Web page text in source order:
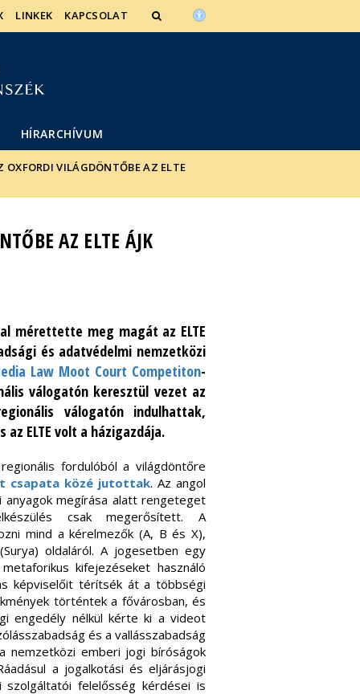
LINKEK KAPCSOLAT
HÍRARCHÍVUM
OXFORDI VILÁGDÖNTŐBE AZ ELTE
AZ ELTE ÁJK
mérettette meg magát az ELTE
és adatvédelmi nemzetközi
Law Moot Court Competiton-
válogatón keresztül vezet az
válogatón indulhattak,
ELTE volt a házigazdája.
fordulóból a világdöntőre
csapata közé jutottak. Az angol
anyagok megírása alatt rengeteget
csak megerősített. A
mind a kérelmezők (A, B és X),
oldaláról. A jogesetben egy
kifejezéseket használó
képviselőit térítsék át a többségi
történtek a fővárosban, és
engedély nélkül kérte ki a videot
és a vallásszabadság
nemzetközi emberi jogi bíróságok
a jogalkotási és eljárásjogi
felelősség kérdései is